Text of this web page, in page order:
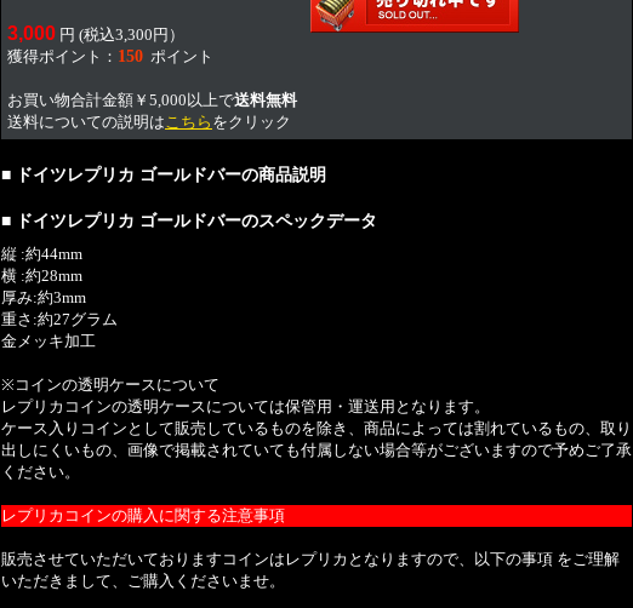
3,000 円 (税込3,300円）
獲得ポイント： 150 ポイント
お買い物合計金額￥5,000以上で送料無料
送料についての説明はこちら をクリック
■ ドイツレプリカ ゴールドバーの商品説明
■ ドイツレプリカ ゴールドバーのスペックデータ
縦 :約44mm
横 :約28mm
厚み:約3mm
重さ:約27グラム
金メッキ加工
※コインの透明ケースについて
レプリカコインの透明ケースについては保管用・運送用となります。
ケース入りコインとして販売しているものを除き、商品によっては割れているもの、取り
出しにくいもの、画像で掲載されていても付属しない場合等がございますので予めご了承
ください。
レプリカコインの購入に関する注意事項
販売させていただいておりますコインはレプリカとなりますので、以下の事項 をご理解
いただきまして、ご購入くださいませ。